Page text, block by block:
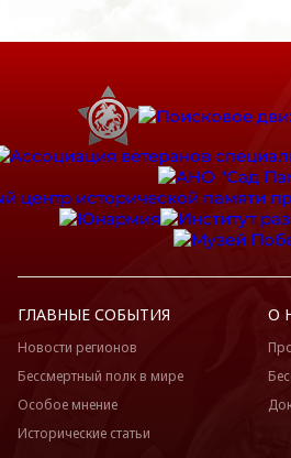
ГЛАВНЫЕ СОБЫТИЯ
Новости регионов
Бессмертный полк в мире
Особое мнение
Исторические статьи
О